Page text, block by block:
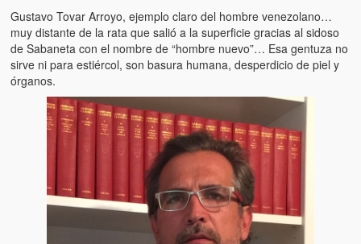
Artículos
El Tipo y los Rojos en Los Teques (The Jerk and the Reds in
Teques)
La burla del Chavez “tan amante de los niños” (The mockery of
Chavez “such a children lover”)
Los niños de las calles de Venezuela (Children of the streets of
Venezuela)
Luis y El Mono… en armas (Luis and El Mono… armed)
Gustavo Tovar Arroyo, ejemplo claro del hombre venezolano…
muy distante de la rata que salió a la superficie gracias al sidoso
de Sabaneta con el nombre de “hombre nuevo”… Esa gentuza no
sirve ni para estiércol, son basura humana, desperdicio de piel y
órganos.